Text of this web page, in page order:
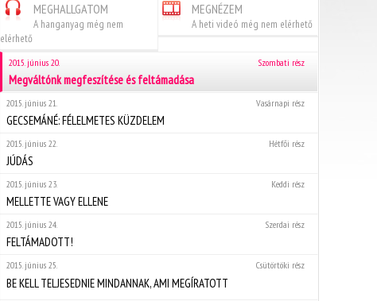
MEGHALLGATOM
A hanganyag még nem
elérhető
MEGNÉZEM
A heti videó még nem elérhető
Szombati rész
2015. június 20.
Megváltónk megfeszítése és feltámadása
Vasárnapi rész
2015. június 21.
GECSEMÁNÉ: FÉLELMETES KÜZDELEM
Hétfői rész
2015. június 22.
JÚDÁS
Keddi rész
2015. június 23.
MELLETTE VAGY ELLENE
Szerdai rész
2015. június 24.
FELTÁMADOTT!
Csütörtöki rész
2015. június 25.
BE KELL TELJESEDNIE MINDANNAK, AMI MEGÍRATOTT